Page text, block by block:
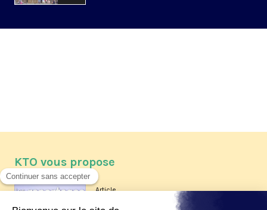
KTO vous propose
Article
Les reportages d'été 2026 de KTO